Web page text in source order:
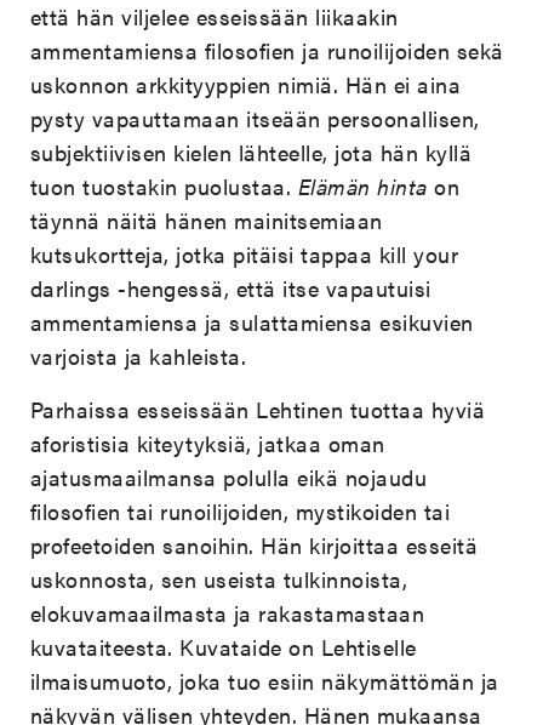
että hän viljelee esseissään liikaakin
ammentamiensa filosofien ja runoilijoiden sekä
uskonnon arkkityyppien nimiä. Hän ei aina
pysty vapauttamaan itseään persoonallisen,
subjektiivisen kielen lähteelle, jota hän kyllä
tuon tuostakin puolustaa. Elämän hinta on
täynnä näitä hänen mainitsemiaan
kutsukortteja, jotka pitäisi tappaa kill your
darlings -hengessä, että itse vapautuisi
ammentamiensa ja sulattamiensa esikuvien
varjoista ja kahleista.
Parhaissa esseissään Lehtinen tuottaa hyviä
aforistisia kiteytyksiä, jatkaa oman
ajatusmaailmansa polulla eikä nojaudu
filosofien tai runoilijoiden, mystikoiden tai
profeetoiden sanoihin. Hän kirjoittaa esseitä
uskonnosta, sen useista tulkinnoista,
elokuvamaailmasta ja rakastamastaan
kuvataiteesta. Kuvataide on Lehtiselle
ilmaisumuoto, joka tuo esiin näkymättömän ja
näkyvän välisen yhteyden. Hänen mukaansa